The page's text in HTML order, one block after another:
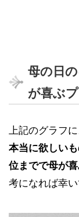
母の日
が喜ぶ
上記のグラフ
本当に欲しい
位までで母が
考になれば幸い